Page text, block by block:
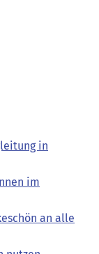
in
im
an alle